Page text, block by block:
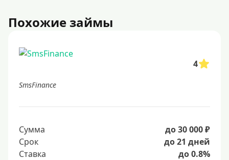
Похожие займы
4
SmsFinance
Сумма
до 30 000 ₽
Срок
до 21 дней
Ставка
до 0.8%